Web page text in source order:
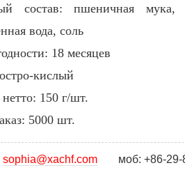
состав: пшеничная мука,
вода, соль
18 месяцев
кислый
150 г/шт.
5000 шт.
sophia@xachf.com моб: +86-